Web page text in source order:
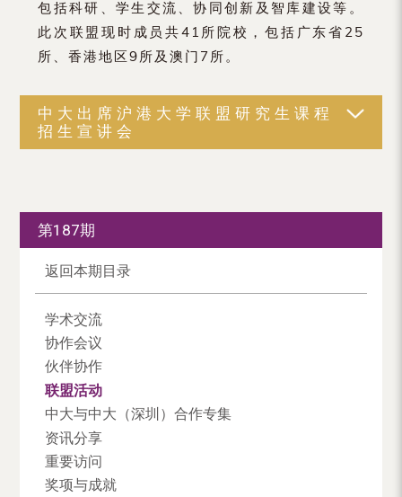
包括科研、学生交流、协同创新及智库建设等。
此次联盟现时成员共41所院校，包括广东省25
所、香港地区9所及澳门7所。
中大出席沪港大学联盟研究生课程
招生宣讲会
第187期
返回本期目录
学术交流
协作会议
伙伴协作
联盟活动
中大与中大（深圳）合作专集
资讯分享
重要访问
奖项与成就